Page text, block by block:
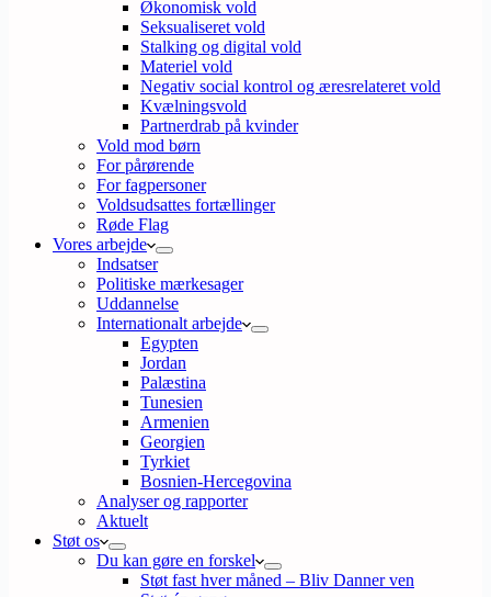
Økonomisk vold
Seksualiseret vold
Stalking og digital vold
Materiel vold
Negativ social kontrol og æresrelateret vold
Kvælningsvold
Partnerdrab på kvinder
Vold mod børn
For pårørende
For fagpersoner
Voldsudsattes fortællinger
Røde Flag
Vores arbejde
Indsatser
Politiske mærkesager
Uddannelse
Internationalt arbejde
Egypten
Jordan
Palæstina
Tunesien
Armenien
Georgien
Tyrkiet
Bosnien-Hercegovina
Analyser og rapporter
Aktuelt
Støt os
Du kan gøre en forskel
Støt fast hver måned – Bliv Danner ven